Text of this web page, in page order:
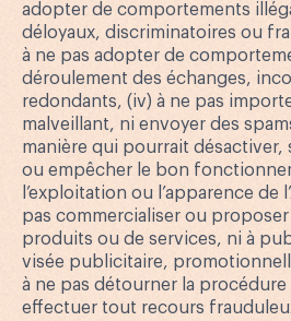
adopter de comportements
déloyaux, discriminatoires ou
à ne pas adopter de
déroulement des échanges,
redondants, (iv) à ne pas
malveillant, ni envoyer des
manière qui pourrait désactiver,
ou empêcher le bon
l’exploitation ou l’apparence de
pas commercialiser ou proposer
produits ou de services, ni à
visée publicitaire,
à ne pas détourner la procédure
effectuer tout recours